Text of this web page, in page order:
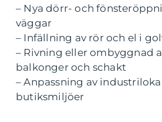
– Nya dörr- och
väggar
– Infällning av rör och el i
– Rivning eller ombyggnad
balkonger och schakt
– Anpassning av
butiksmiljöer